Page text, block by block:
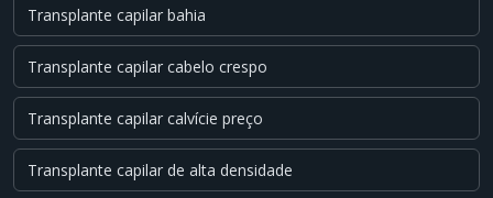
Transplante capilar bahia
Transplante capilar cabelo crespo
Transplante capilar calvície preço
Transplante capilar de alta densidade